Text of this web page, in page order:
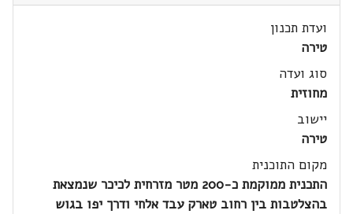
ועדת תכנון
טירה
סוג ועדה
מחוזית
יישוב
טירה
מקום התוכנית
התכנית ממוקמת כ-200 מטר מזרחית לכיכר שנמצאת
בהצלטבות בין רחוב טארק עבד אלחי ודרך יפו בגוש